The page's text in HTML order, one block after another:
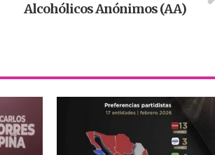
Alcohólicos Anónimos (AA)